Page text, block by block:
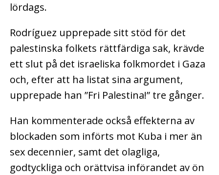
lördags.
Rodríguez upprepade sitt stöd för det
palestinska folkets rättfärdiga sak, krävde
ett slut på det israeliska folkmordet i Gaza
och, efter att ha listat sina argument,
upprepade han ”Fri Palestina!” tre gånger.
Han kommenterade också effekterna av
blockaden som införts mot Kuba i mer än
sex decennier, samt det olagliga,
godtyckliga och orättvisa införandet av ön